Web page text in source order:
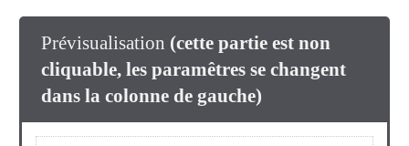
Prévisualisation (cette partie est non
cliquable, les paramêtres se changent
dans la colonne de gauche)